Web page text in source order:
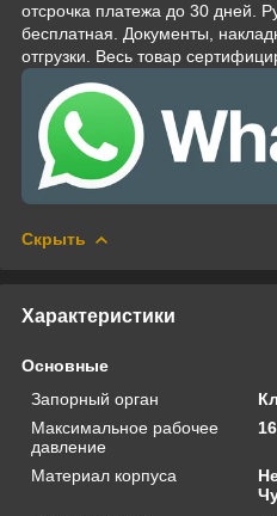
отсрочка платежа до 30 дней.
бесплатная. Документы,
отгрузки. Весь товар
Скрыть
Характеристики
Основные
Запорный орган
Максимальное рабочее
давление
Материал корпуса